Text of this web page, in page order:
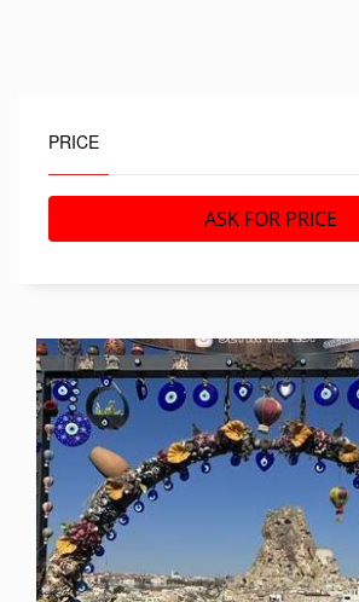
PRICE
ASK FOR PRICE